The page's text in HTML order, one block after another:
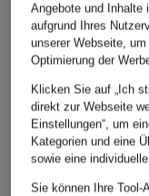
Angebote und Inhalte
aufgrund Ihres
unserer Webseite,
Optimierung der
Klicken Sie auf „Ich
direkt zur Webseite
Einstellungen“, um
Kategorien und eine
sowie eine
Sie können Ihre Tool-